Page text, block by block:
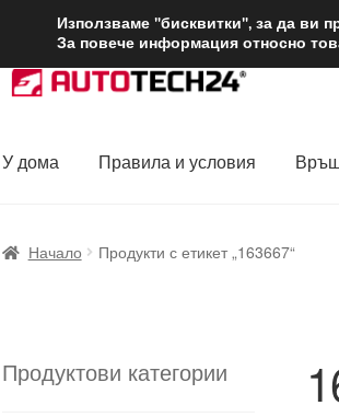
ДОСТАВКА от
Skip
to
Skip
to
У дома
Правила и условия
Начало Продукти с етикет „163667“
Продуктови категории
Използваме "бисквитки", за да ви
За повече информация относно